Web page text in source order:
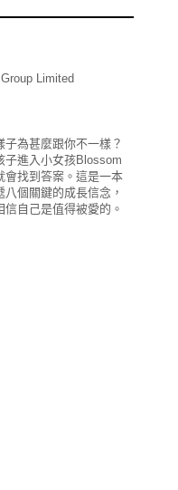
Limited
為甚麼跟你不一樣？
子進入小女孩Blossom
會找到答案。這是一本
個關鍵的成長信念，
自己是值得被愛的。